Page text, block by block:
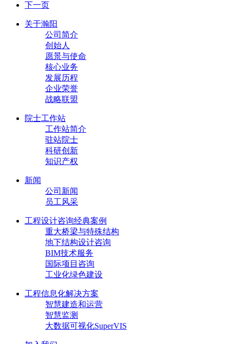
下一页
关于瀚阳
公司简介
创始人
愿景与使命
核心业务
发展历程
企业荣誉
战略联盟
院士工作站
工作站简介
驻站院士
科研创新
知识产权
新闻
公司新闻
员工风采
工程设计咨询经典案例
重大桥梁与特殊结构
地下结构设计咨询
BIM技术服务
国际项目咨询
工业化绿色建设
工程信息化解决方案
智慧建造和运营
智慧监测
大数据可视化SuperVIS